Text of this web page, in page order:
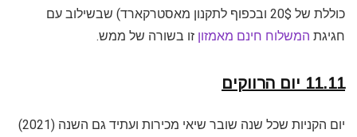
כוללת של 20$ ובכפוף לתקנון מאסטרקארד) שבשילוב עם
חגיגת המשלוח חינם מאמזון זו בשורה של ממש.
11.11 יום הרווקים
יום הקניות שכל שנה שובר שיאי מכירות ועתיד גם השנה (2021)